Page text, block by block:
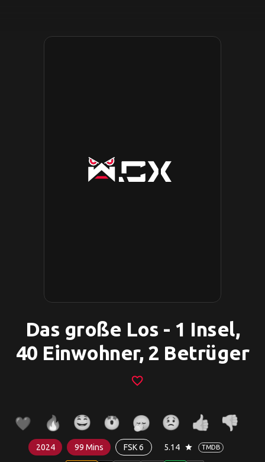
Das große Los - 1 Insel,
40 Einwohner, 2 Betrüger
favorite_border
2024 99 Mins FSK 6 5.14 star TMDB